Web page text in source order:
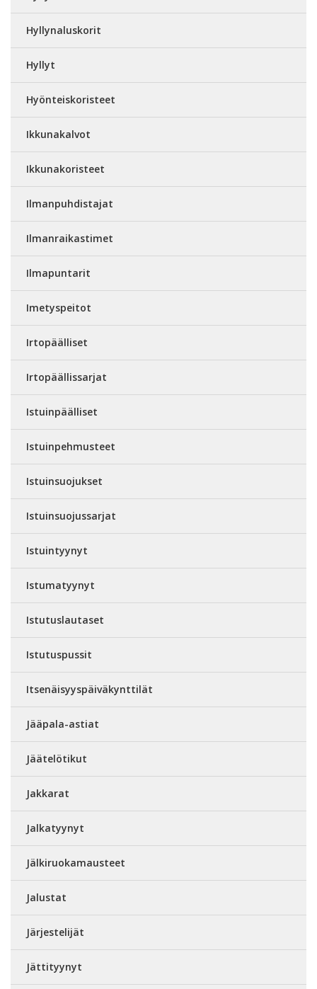
Hyllynaluskorit
Hyllyt
Hyönteiskoristeet
Ikkunakalvot
Ikkunakoristeet
Ilmanpuhdistajat
Ilmanraikastimet
Ilmapuntarit
Imetyspeitot
Irtopäälliset
Irtopäällissarjat
Istuinpäälliset
Istuinpehmusteet
Istuinsuojukset
Istuinsuojussarjat
Istuintyynyt
Istumatyynyt
Istutuslautaset
Istutuspussit
Itsenäisyyspäiväkynttilät
Jääpala-astiat
Jäätelötikut
Jakkarat
Jalkatyynyt
Jälkiruokamausteet
Jalustat
Järjestelijät
Jättityynyt